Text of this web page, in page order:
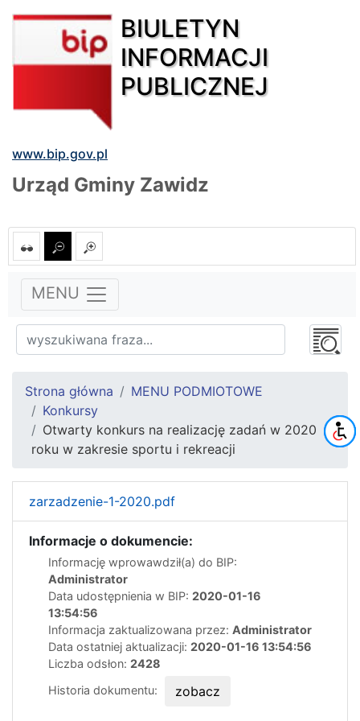
BIULETYN
INFORMACJI
PUBLICZNEJ
www.bip.gov.pl
Urząd Gminy Zawidz
MENU
Strona główna
MENU PODMIOTOWE
Konkursy
Otwarty konkurs na realizację zadań w 2020
roku w zakresie sportu i rekreacji
zarzadzenie-1-2020.pdf
Informacje o dokumencie:
Informację wprowawdził(a) do BIP:
Administrator
Data udostępnienia w BIP: 2020-01-16
13:54:56
Informacja zaktualizowana przez: Administrator
Data ostatniej aktualizacji: 2020-01-16 13:54:56
Liczba odsłon: 2428
Historia dokumentu:
zobacz